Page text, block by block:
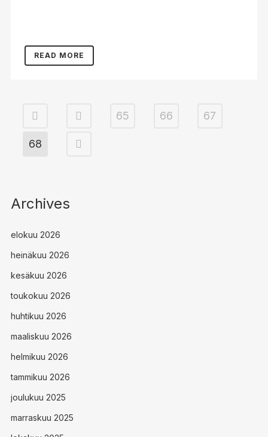
READ MORE
65 66 67
68
Archives
elokuu 2026
heinäkuu 2026
kesäkuu 2026
toukokuu 2026
huhtikuu 2026
maaliskuu 2026
helmikuu 2026
tammikuu 2026
joulukuu 2025
marraskuu 2025